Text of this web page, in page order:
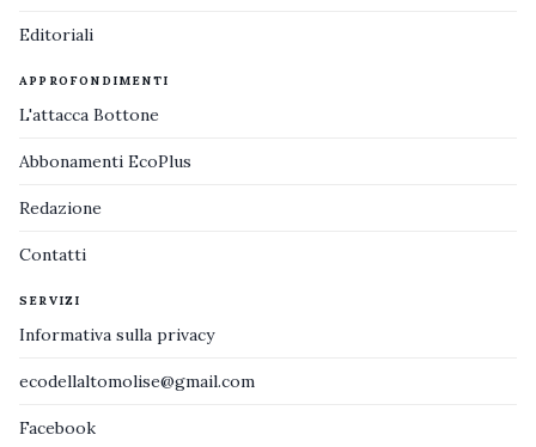
Editoriali
APPROFONDIMENTI
L'attacca Bottone
Abbonamenti EcoPlus
Redazione
Contatti
SERVIZI
Informativa sulla privacy
ecodellaltomolise@gmail.com
Facebook